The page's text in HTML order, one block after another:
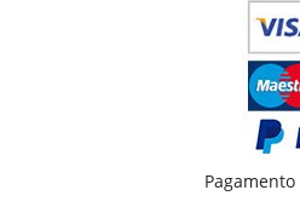
Pagamento